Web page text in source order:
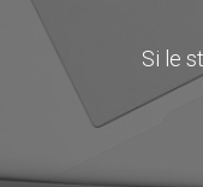
Si le